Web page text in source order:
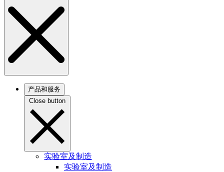
产品和服务
Close button
实验室及制造
实验室及制造